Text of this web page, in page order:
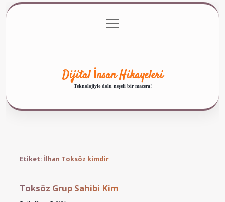
Gizlilik Politikası
menüyü
aç
Dijital İnsan Hikayeleri
Teknolojiyle dolu neşeli bir macera!
Etiket: İlhan Toksöz kimdir
Toksöz Grup Sahibi Kim